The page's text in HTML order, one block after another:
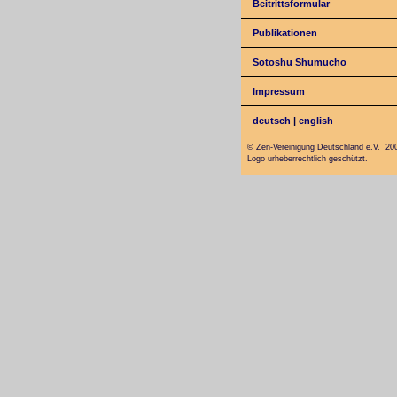
Beitrittsformular
Publikationen
Sotoshu Shumucho
Impressum
deutsch |english
© Zen-Vereinigung Deutschland e.V.
Logo urheberrechtlich geschützt.